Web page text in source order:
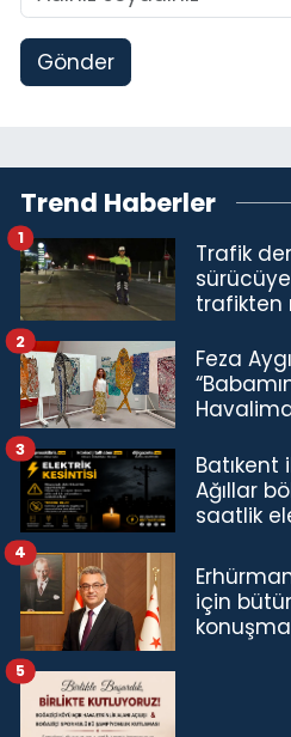
Gönder
Trend Haberler
Trafik
trafikten
1
Feza
2
Ağıllar
saatlik
3
için
4
5